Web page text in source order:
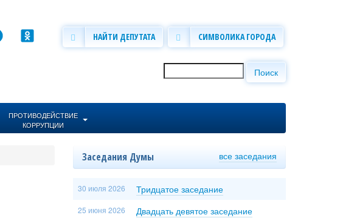
НАЙТИ ДЕПУТАТА СИМВОЛИКА ГОРОДА
Форма поиска
Поиск
ПРОТИВОДЕЙСТВИЕ
КОРРУПЦИИ
Заседания Думы все заседания
30 июля 2026 Тридцатое заседание
25 июня 2026 Двадцать девятое заседание